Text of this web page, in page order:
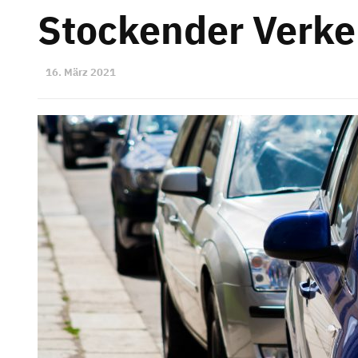
Stockender
16. März 2021